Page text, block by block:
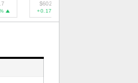
$602.03
+0.17%